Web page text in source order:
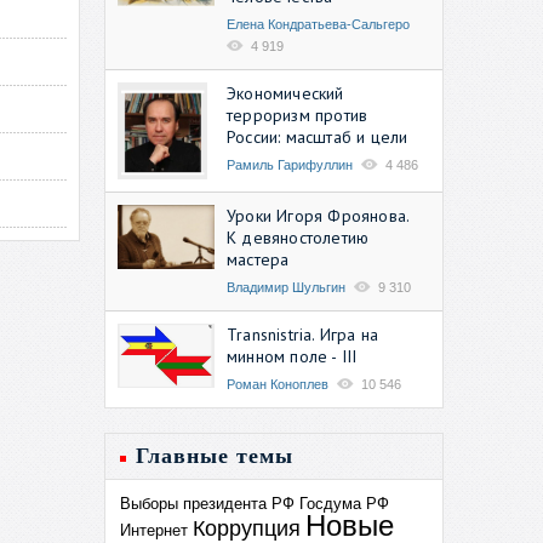
Елена Кондратьева-Сальгеро
4 919
Экономический
терроризм против
России: масштаб и цели
Рамиль Гарифуллин 4 486
Уроки Игоря Фроянова.
К девяностолетию
мастера
Владимир Шульгин 9 310
Transnistria. Игра на
минном поле - III
Роман Коноплев 10 546
Главные темы
Выборы президента РФ Госдума РФ
Интернет Коррупция Новые